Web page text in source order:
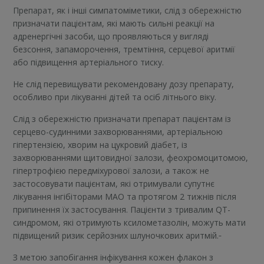
Препарат, як і інші симпатоміметики, слід з обережністю
призначати пацієнтам, які мають сильні реакції на
адренергічні засоби, що проявляються у вигляді
безсоння, запаморочення, тремтіння, серцевої аритмії
або підвищення артеріального тиску.
Не слід перевищувати рекомендовану дозу препарату,
особливо при лікуванні дітей та осіб літнього віку.
Слід з обережністю призначати препарат пацієнтам із
серцево-судинними захворюваннями, артеріальною
гіпертензією, хворим на цукровий діабет, із
захворюваннями щитовидної залози, феохромоцитомою,
гіпертрофією передміхурової залози, а також не
застосовувати пацієнтам, які отримували супутнє
лікування інгібіторами МАО та протягом 2 тижнів після
припинення їх застосування. Пацієнти з тривалим QT-
синдромом, які отримують ксилометазолін, можуть мати
підвищений ризик серйозних шлуночкових аритмій.
З метою запобігання інфікування кожен флакон з